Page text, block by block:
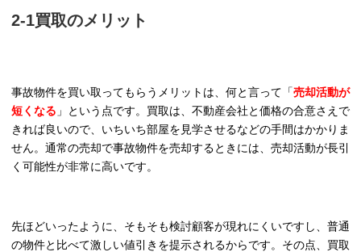
2-1買取のメリット
事故物件を買い取ってもらうメリットは、何と言って「売却活動が
短くなる 」という点です。買取は、不動産会社と価格の合意さえで
きれば良いので、いちいち部屋を見学させるなどの手間はかかりま
せん。通常の売却で事故物件を売却するときには、売却活動が長引
く可能性が非常に高いです。
先ほどいったように、そもそも検討顧客が現れにくいですし、普通
の物件と比べて激しい値引きを提示されるからです。その点、買取